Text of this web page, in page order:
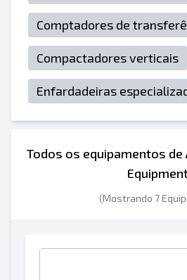
Comptadores de
Compactadores verticais
Enfardadeiras
Todos os equipamentos
(Mostrando 7